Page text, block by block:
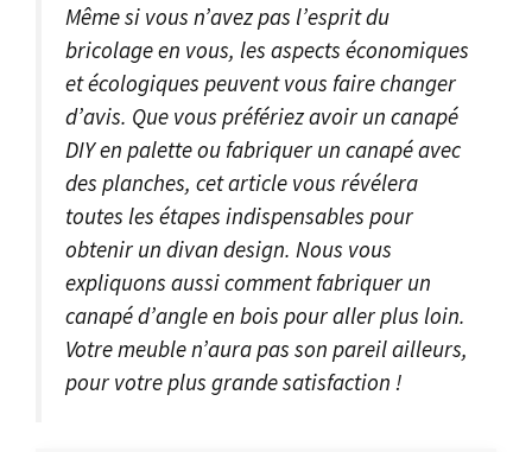
Même si vous n’avez pas l’esprit du
bricolage en vous, les aspects économiques
et écologiques peuvent vous faire changer
d’avis. Que vous préfériez avoir un canapé
DIY en palette ou fabriquer un canapé avec
des planches, cet article vous révélera
toutes les étapes indispensables pour
obtenir un divan design. Nous vous
expliquons aussi comment fabriquer un
canapé d’angle en bois pour aller plus loin.
Votre meuble n’aura pas son pareil ailleurs,
pour votre plus grande satisfaction !